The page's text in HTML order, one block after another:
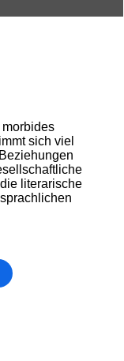
sich viel
literarische